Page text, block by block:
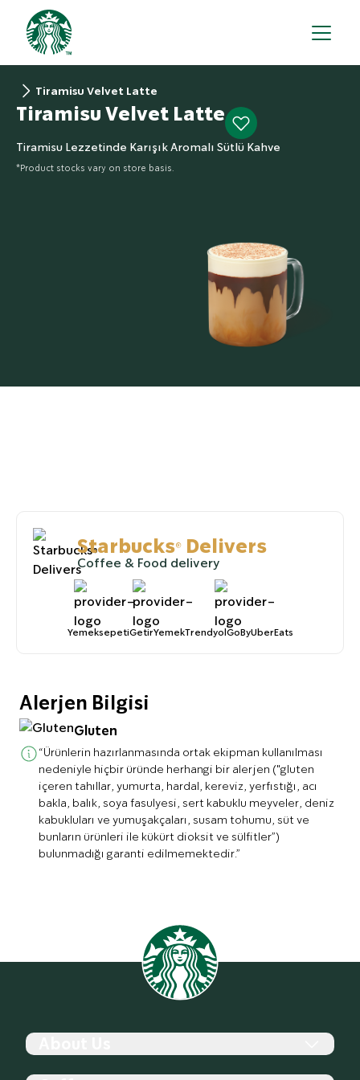
Tiramisu Velvet Latte
Tiramisu Velvet Latte
Tiramisu Lezzetinde Karışık Aromalı Sütlü Kahve
*Product stocks vary on store basis.
Starbucks® Delivers
Coffee & Food delivery
YemeksepetiGetirYemekTrendyolGoByUberEats
Alerjen Bilgisi
Gluten
“Ürünlerin hazırlanmasında ortak ekipman kullanılması
nedeniyle hiçbir üründe herhangi bir alerjen ("gluten
içeren tahıllar, yumurta, hardal, kereviz, yerfıstığı, acı
bakla, balık, soya fasulyesi, sert kabuklu meyveler, deniz
kabukluları ve yumuşakçaları, susam tohumu, süt ve
bunların ürünleri ile kükürt dioksit ve sülfitler”)
bulunmadığı garanti edilmemektedir.”